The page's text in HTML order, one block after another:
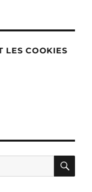
LES COOKIES